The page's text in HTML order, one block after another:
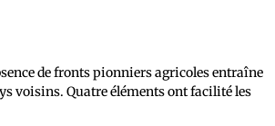
de fronts pionniers agricoles entraîne
voisins. Quatre éléments ont facilité les